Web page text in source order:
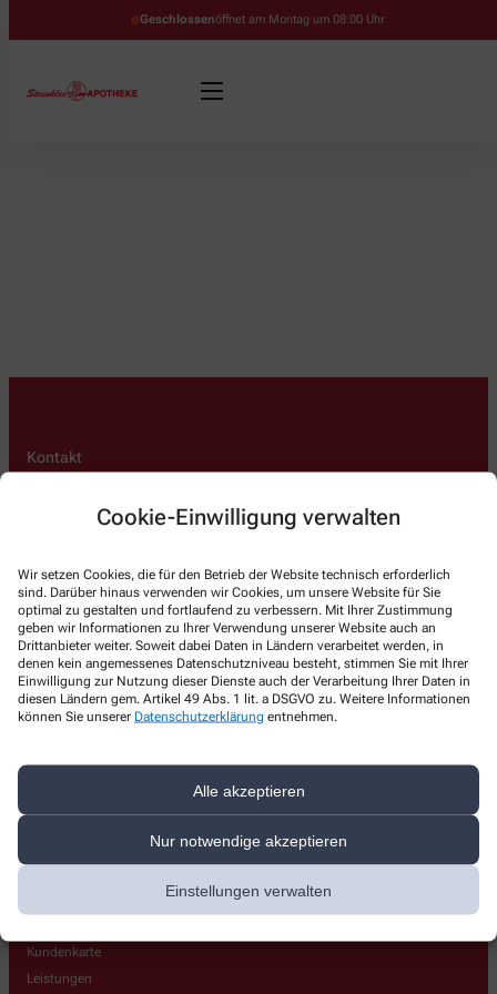
Cookie-Einwilligung verwalten
Wir setzen Cookies, die für den Betrieb der Website technisch erforderlich
sind. Darüber hinaus verwenden wir Cookies, um unsere Website für Sie
optimal zu gestalten und fortlaufend zu verbessern. Mit Ihrer Zustimmung
geben wir Informationen zu Ihrer Verwendung unserer Website auch an
Drittanbieter weiter. Soweit dabei Daten in Ländern verarbeitet werden, in
denen kein angemessenes Datenschutzniveau besteht, stimmen Sie mit Ihrer
Einwilligung zur Nutzung dieser Dienste auch der Verarbeitung Ihrer Daten in
diesen Ländern gem. Artikel 49 Abs. 1 lit. a DSGVO zu. Weitere Informationen
können Sie unserer Datenschutzerklärung entnehmen.
Alle akzeptieren
Nur notwendige akzeptieren
Einstellungen verwalten
Geschlossenöffnet am Montag um 08:00 Uhr
Kontakt
Steinklee-Apotheke
+49-37341/73 90
+49-37341/73 96
info@steinklee-apotheke.de
Beratung aktuell
Kundenkarte
Leistungen